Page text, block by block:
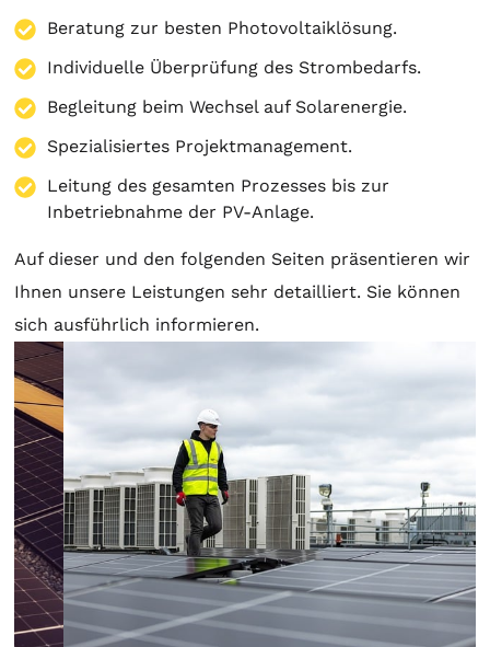
Beratung zur besten Photovoltaiklösung.
Individuelle Überprüfung des Strombedarfs.
Begleitung beim Wechsel auf Solarenergie.
Spezialisiertes Projektmanagement.
Leitung des gesamten Prozesses bis zur
Inbetriebnahme der PV-Anlage.
Auf dieser und den folgenden Seiten präsentieren wir
Ihnen unsere Leistungen sehr detailliert. Sie können
sich ausführlich informieren.